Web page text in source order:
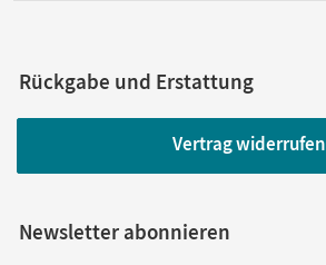
Rückgabe und Erstattung
Vertrag widerrufen
Newsletter abonnieren